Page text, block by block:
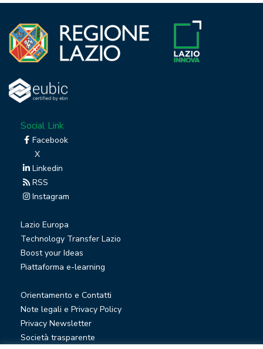
Social Link
Facebook
X
Linkedin
RSS
Instagram
Lazio Europa
Technology Transfer Lazio
Boost your Ideas
Piattaforma e-learning
Orientamento e Contatti
Note legali e Privacy Policy
Privacy Newsletter
Società trasparente